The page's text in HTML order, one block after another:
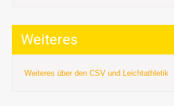
Weiteres
Weiteres über den CSV und Leichtathletik